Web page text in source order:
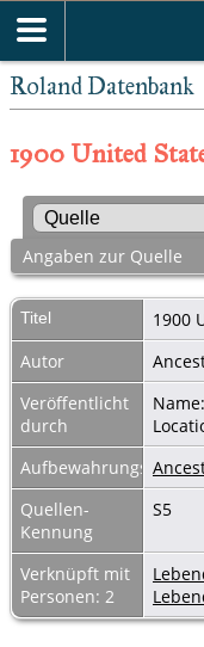
Roland Datenbank
1900 United
Angaben zur Quelle
Titel
1900
Autor
Veröffentlicht
durch
Aufbewahrungsort
Quellen-
Kennung
S5
Verknüpft mit
Personen: 2